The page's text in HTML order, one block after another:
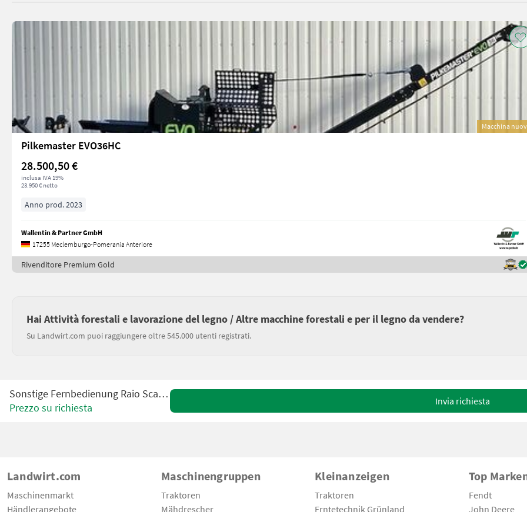
Macchina
Pilkemaster EVO36HC
28.500,50 €
inclusa IVA 19%
23.950 € netto
Anno prod. 2023
Wallentin & Partner GmbH
17255 Meclemburgo-Pomerania Anteriore
Rivenditore Premium Gold
Hai Attività forestali e lavorazione del legno / Altre macchine forestali e per il legno da vendere?
Su Landwirt.com puoi raggiungere oltre 545.000 utenti registrati.
Sonstige Fernbedienung Raio Scanreco Handy
Prezzo su richiesta
Invia richiesta
Landwirt.com
Maschinenmarkt
Händlerangebote
Maschinengruppen
Traktoren
Mähdrescher
Kleinanzeigen
Traktoren
Erntetechnik Grünland
Top
Fendt
John Deere